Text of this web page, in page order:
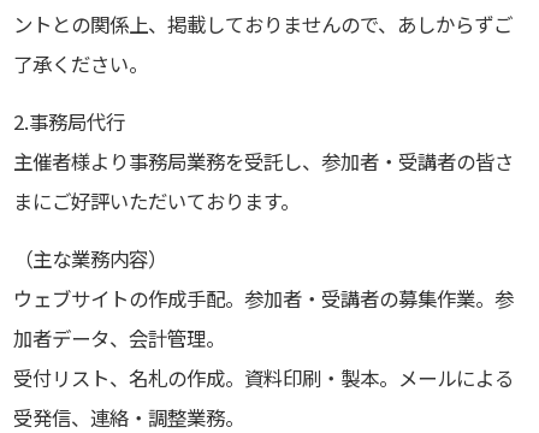
ントとの関係上、掲載しておりませんので、あしからずご
了承ください。
2.事務局代行
主催者様より事務局業務を受託し、参加者・受講者の皆さ
まにご好評いただいております。
（主な業務内容）
ウェブサイトの作成手配。参加者・受講者の募集作業。参
加者データ、会計管理。
受付リスト、名札の作成。資料印刷・製本。メールによる
受発信、連絡・調整業務。